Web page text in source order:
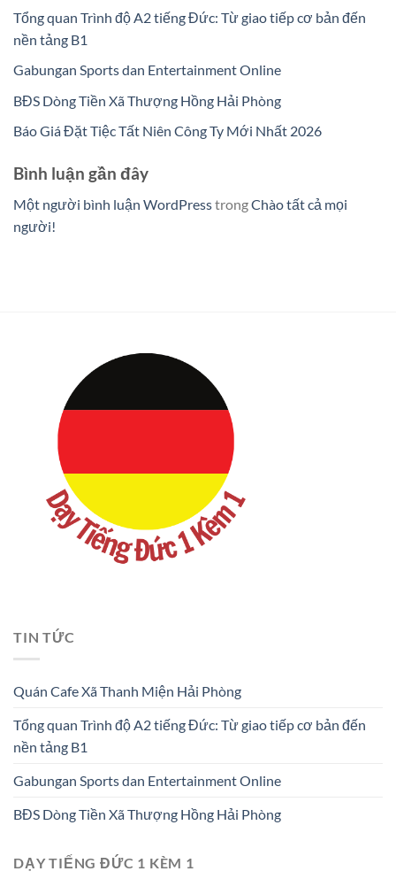
Tổng quan Trình độ A2 tiếng Đức: Từ giao tiếp cơ bản đến
nền tảng B1
Gabungan Sports dan Entertainment Online
BĐS Dòng Tiền Xã Thượng Hồng Hải Phòng
Báo Giá Đặt Tiệc Tất Niên Công Ty Mới Nhất 2026
Bình luận gần đây
Một người bình luận WordPresstrongChào tất cả mọi
người!
TIN TỨC
Quán Cafe Xã Thanh Miện Hải Phòng
Tổng quan Trình độ A2 tiếng Đức: Từ giao tiếp cơ bản đến
nền tảng B1
Gabungan Sports dan Entertainment Online
BĐS Dòng Tiền Xã Thượng Hồng Hải Phòng
DẠY TIẾNG ĐỨC 1 KÈM 1